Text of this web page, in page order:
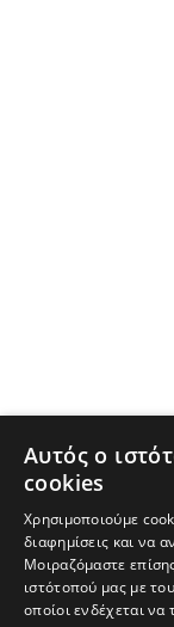
Αυτός ο
cookies
Χρησιμοποιούμε
διαφημίσεις και να
Μοιραζόμαστε
ιστότοπού μας με
οποίοι ενδέχεται